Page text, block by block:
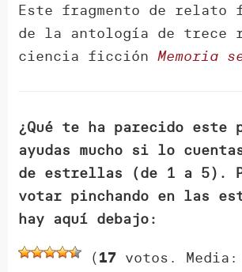
Este fragmento de relato
de la antología de trece
ciencia ficciónMemoria
¿Qué te ha parecido este
ayudas mucho si lo
de estrellas (de 1 a 5).
votar pinchando en las
hay aquí debajo:
(17 votos.